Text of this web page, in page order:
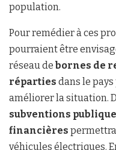
population.
Pour remédier à ces
pourraient être
réseau de bornes de
réparties dans le
améliorer la situation.
subventions
financières
véhicules électriques.